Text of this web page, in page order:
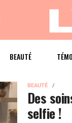
BEAUTÉ
BEAUTÉ
Des
selfie !